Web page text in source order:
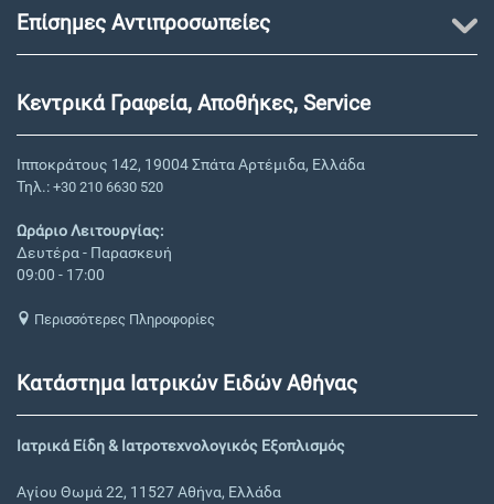
Επίσημες Αντιπροσωπείες
Κεντρικά Γραφεία, Αποθήκες, Service
Ιπποκράτους 142, 19004 Σπάτα Αρτέμιδα, Ελλάδα
Τηλ.: +30 210 6630 520
Ωράριο Λειτουργίας:
Δευτέρα - Παρασκευή
09:00 - 17:00
Περισσότερες Πληροφορίες
Κατάστημα Ιατρικών Ειδών Αθήνας
Ιατρικά Είδη & Ιατροτεχνολογικός Εξοπλισμός
Αγίου Θωμά 22, 11527 Αθήνα, Ελλάδα